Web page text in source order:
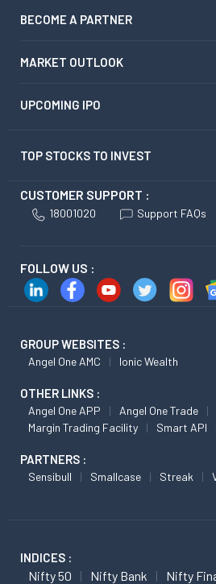
BECOME A PARTNER
MARKET OUTLOOK
UPCOMING IPO
TOP STOCKS TO INVEST
CUSTOMER SUPPORT :
18001020 Support FAQs
FOLLOW US :
GROUP WEBSITES :
Angel One AMC Ionic Wealth
OTHER LINKS :
Angel One APP Angel One Trade
Margin Trading Facility
Smart API
PARTNERS :
Sensibull Smallcase Streak
INDICES :
Nifty 50 Nifty Bank
Nifty